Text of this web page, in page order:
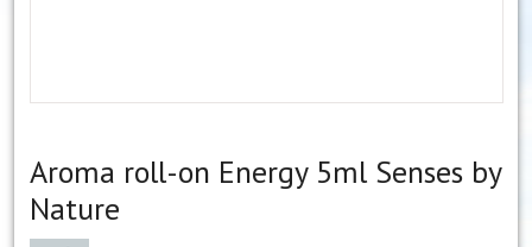
Aroma roll-on Energy 5ml Senses by
Nature